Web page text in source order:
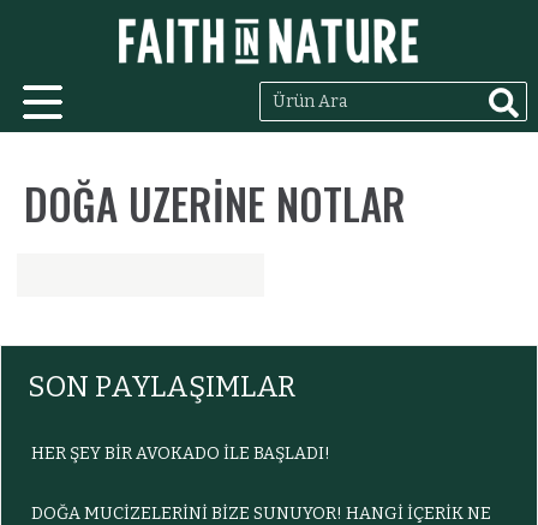
DOĞA UZERİNE NOTLAR
SON PAYLAŞIMLAR
HER ŞEY BIR AVOKADO ILE BAŞLADI!
DOĞA MUCİZELERİNİ BİZE SUNUYOR! HANGİ İÇERİK NE